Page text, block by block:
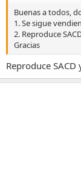
Buenas a todos,
1. Se sigue
2. Reproduce
Gracias
Reproduce